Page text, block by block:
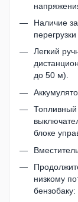
Наличие
Легкий
до 50 м).
Топливный
блоке
низкому
бензобаку: